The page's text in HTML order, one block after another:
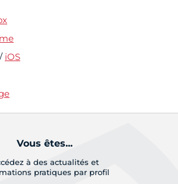
/ iOS
Vous êtes...
à des actualités et
pratiques par profil